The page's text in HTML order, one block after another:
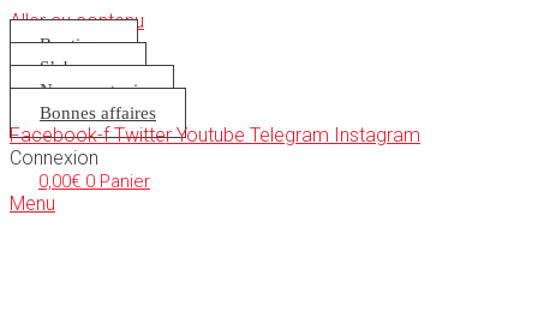
Aller au contenu
Boutique
S’abonner
Nous soutenir
Bonnes affaires
Facebook-f Twitter Youtube Telegram Instagram
Connexion
0,00€ 0 Panier
Menu